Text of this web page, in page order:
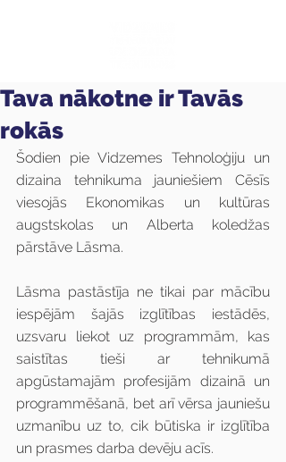
Tava nākotne ir Tavās
rokās
Šodien pie Vidzemes Tehnoloģiju un
dizaina tehnikuma jauniešiem Cēsīs
viesojās Ekonomikas un kultūras
augstskolas un Alberta koledžas
pārstāve Lāsma.
Lāsma pastāstīja ne tikai par mācību
iespējām šajās izglītības iestādēs,
uzsvaru liekot uz programmām, kas
saistītas tieši ar tehnikumā
apgūstamajām profesijām dizainā un
programmēšanā, bet arī vērsa jauniešu
uzmanību uz to, cik būtiska ir izglītība
un prasmes darba devēju acīs.